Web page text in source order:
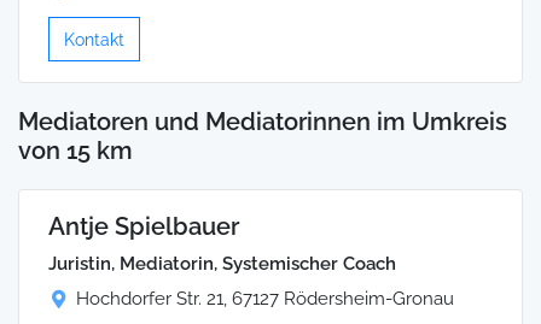
Kontakt
Mediatoren und Mediatorinnen im Umkreis
von 15 km
Antje Spielbauer
Juristin, Mediatorin, Systemischer Coach
Hochdorfer Str. 21, 67127 Rödersheim-Gronau